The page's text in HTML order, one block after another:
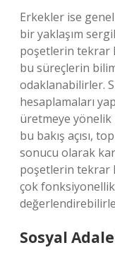
Erkekler ise
bir yaklaşım
poşetlerin tekrar
bu süreçlerin
odaklanabilirler.
hesaplamaları
üretmeye
bu bakış açısı,
sonucu olarak
poşetlerin tekrar
çok fonksiyonellik
Sosyal